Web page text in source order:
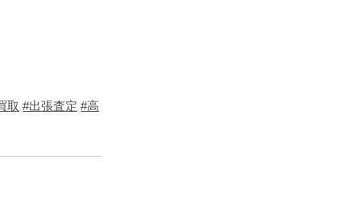
取 #出張査定 #高